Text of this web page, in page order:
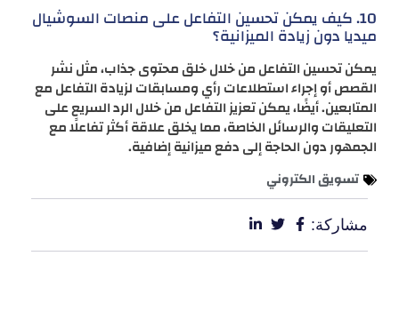
10. كيف يمكن تحسين التفاعل على منصات السوشيال
ميديا دون زيادة الميزانية؟
يمكن تحسين التفاعل من خلال خلق محتوى جذاب، مثل نشر
القصص أو إجراء استطلاعات رأي ومسابقات لزيادة التفاعل مع
المتابعين. أيضًا، يمكن تعزيز التفاعل من خلال الرد السريع على
التعليقات والرسائل الخاصة، مما يخلق علاقة أكثر تفاعلًا مع
الجمهور دون الحاجة إلى دفع ميزانية إضافية.
تسويق الكتروني
مشاركة: